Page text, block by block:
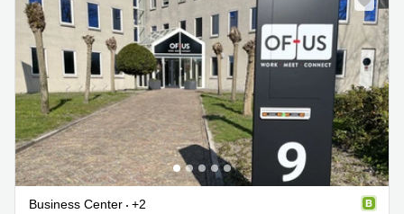
Business Center
+2